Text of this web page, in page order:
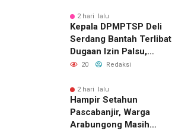
2 hari lalu
Kepala DPMPTSP Deli
Serdang Bantah Terlibat
Dugaan Izin Palsu,
Tegaskan Proses
Jalur Resmi
20 Redaksi
2 hari lalu
Hampir Setahun
Pascabanjir, Warga
Arabungong Masih